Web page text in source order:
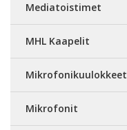
Mediatoistimet
MHL Kaapelit
Mikrofonikuulokkeet
Mikrofonit